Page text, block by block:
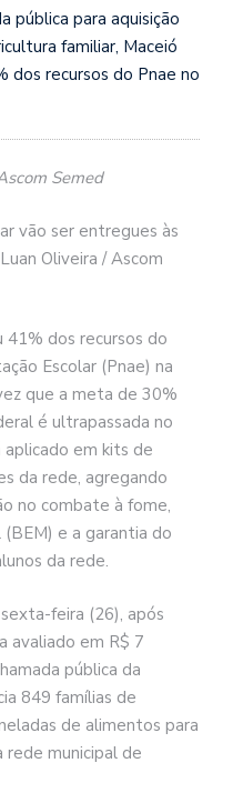
pública para aquisição
familiar, Maceió
dos recursos do Pnae no
Semed
vão ser entregues às
Oliveira / Ascom
dos recursos do
Escolar (Pnae) na
que a meta de 30%
é ultrapassada no
em kits de
da rede, agregando
no combate à fome,
e a garantia do
da rede.
feira (26), após
avaliado em R$ 7
pública da
849 famílias de
de alimentos para
municipal de